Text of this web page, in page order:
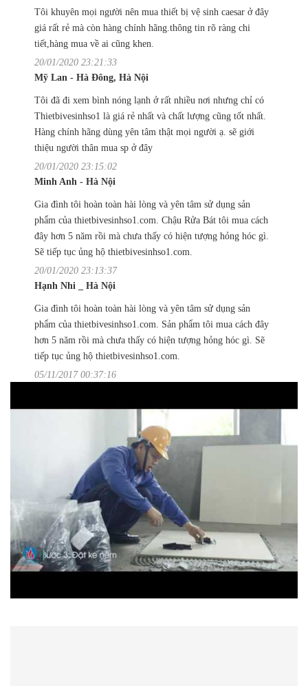
Tôi khuyên mọi người nên mua thiết bị vệ sinh caesar ở đây
giá rất rẻ mà còn hàng chính hãng.thông tin rõ ràng chi
tiết,hàng mua về ai cũng khen.
20/01/2020 23:21:33
Mỹ Lan - Hà Đông, Hà Nội
Tôi đã đi xem bình nóng lạnh ở rất nhiều nơi nhưng chỉ có
Thietbivesinhso1 là giá rẻ nhất và chất lượng cũng tốt nhất.
Hàng chính hãng dùng yên tâm thật mọi người ạ. sẽ giới
thiệu người thân mua sp ở đây
20/01/2020 23:15:02
Minh Anh - Hà Nội
Gia đình tôi hoàn toàn hài lòng và yên tâm sử dụng sản
phẩm của thietbivesinhso1.com. Chậu Rửa Bát tôi mua cách
đây hơn 5 năm rồi mà chưa thấy có hiện tượng hỏng hóc gì.
Sẽ tiếp tục ủng hộ thietbivesinhso1.com.
20/01/2020 23:13:37
Hạnh Nhi _ Hà Nội
Gia đình tôi hoàn toàn hài lòng và yên tâm sử dụng sản
phẩm của thietbivesinhso1.com. Sản phẩm tôi mua cách đây
hơn 5 năm rồi mà chưa thấy có hiện tượng hỏng hóc gì. Sẽ
tiếp tục ủng hộ thietbivesinhso1.com.
05/11/2017 00:37:16